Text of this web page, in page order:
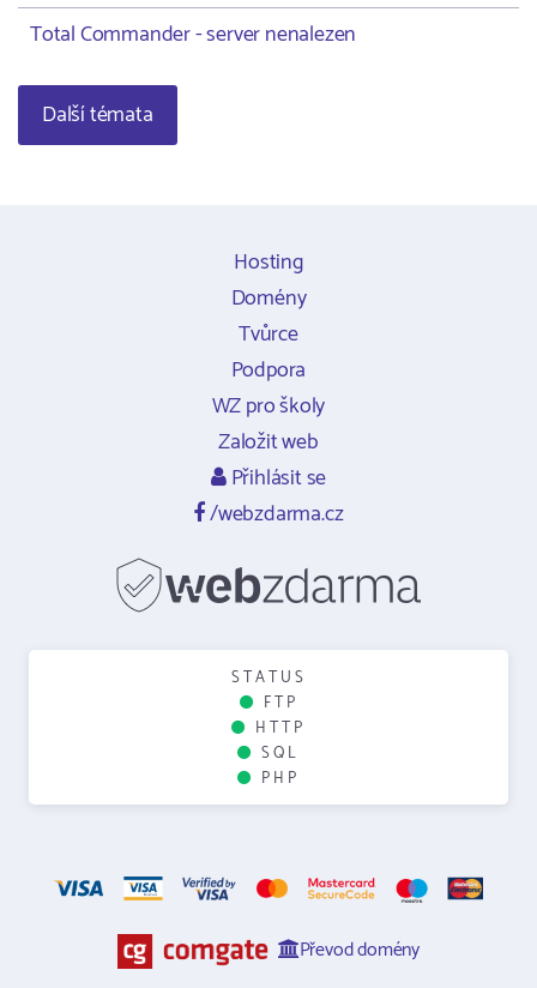
Total Commander - server nenalezen
Další témata
Hosting
Domény
Tvůrce
Podpora
WZ pro školy
Založit web
Přihlásit se
/webzdarma.cz
STATUS
FTP
HTTP
SQL
PHP
Převod domény